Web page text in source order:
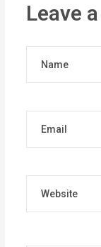
Leave